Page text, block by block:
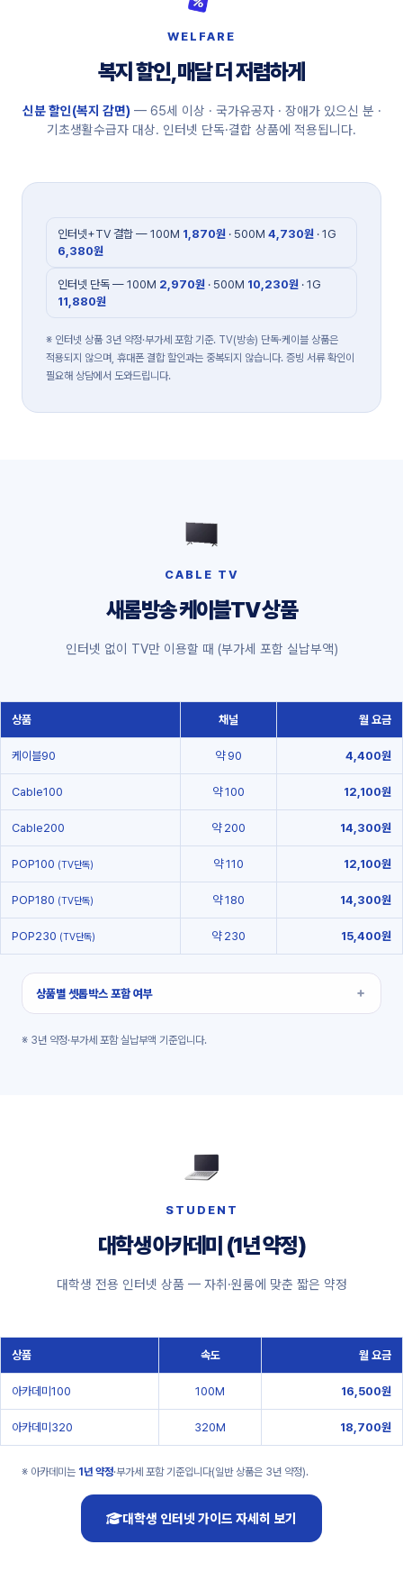
WELFARE
복지 할인, 매달 더 저렴하게
신분 할인(복지 감면) — 65세 이상 · 국가유공자 · 장애가 있으신 분 ·
기초생활수급자 대상. 인터넷 단독·결합 상품에 적용됩니다.
인터넷+TV 결합 — 100M 1,870원 · 500M 4,730원 · 1G
6,380원
인터넷 단독 — 100M 2,970원 · 500M 10,230원 · 1G
11,880원
※ 인터넷 상품 3년 약정·부가세 포함 기준. TV(방송) 단독·케이블 상품은
적용되지 않으며, 휴대폰 결합 할인과는 중복되지 않습니다. 증빙 서류 확인이
필요해 상담에서 도와드립니다.
CABLE TV
새롬방송 케이블TV 상품
인터넷 없이 TV만 이용할 때 (부가세 포함 실납부액)
상품 채널 월 요금
케이블90 약 90 4,400원
Cable100 약 100 12,100원
Cable200 약 200 14,300원
POP100 (TV단독) 약 110 12,100원
POP180 (TV단독) 약 180 14,300원
POP230 (TV단독) 약 230 15,400원
상품별 셋톱박스 포함 여부
※ 3년 약정·부가세 포함 실납부액 기준입니다.
STUDENT
대학생 아카데미 (1년 약정)
대학생 전용 인터넷 상품 — 자취·원룸에 맞춘 짧은 약정
상품 속도 월 요금
아카데미100 100M 16,500원
아카데미320 320M 18,700원
※ 아카데미는 1년 약정·부가세 포함 기준입니다(일반 상품은 3년 약정).
대학생 인터넷 가이드 자세히 보기